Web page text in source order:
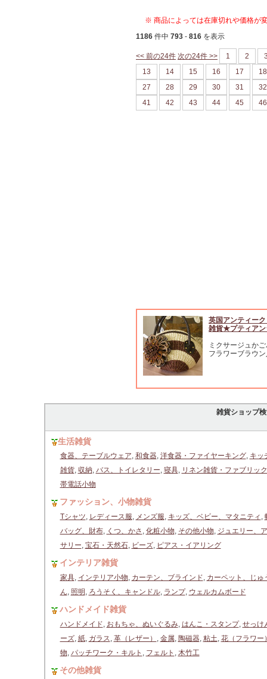
※ 商品によっては在庫切れや価格が
1186 件中 793 - 816 を表示
<< 前の24件 次の24件 >> 1 2
13
14 15 16 17
18
27
28 29 30 31
32
41
42 43 44 45 46
英国アンティー
雑貨★プティアン
ミクサージュか
フラワーブラウ
雑貨ショップ
生活雑貨
食器、テーブルウェア, 和食器, 洋食器・ファイヤーキング, キッ
雑貨, 収納, バス、トイレタリー, 寝具, リネン雑貨・ファブリック
帯電話小物
ファッション、小物雑貨
Tシャツ, レディース服, メンズ服, キッズ、ベビー、マタニティ ,
バッグ、財布, くつ、かさ , 化粧小物, その他小物, ジュエリー、
サリー, 宝石・天然石, ビーズ, ピアス・イアリング
インテリア雑貨
家具, インテリア小物, カーテン、ブラインド, カーペット、じゅ
ん, 照明 , ろうそく、キャンドル, ランプ, ウェルカムボード
ハンドメイド雑貨
ハンドメイド, おもちゃ、ぬいぐるみ, はんこ・スタンプ, せっけ
ーズ, 紙, ガラス, 革（レザー） , 金属, 陶磁器, 粘土, 花（フラワー
物, パッチワーク・キルト , フェルト , 木竹工
その他雑貨